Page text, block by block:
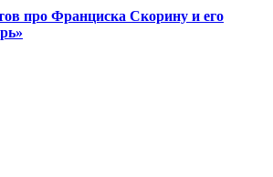
про Франциска Скорину и его